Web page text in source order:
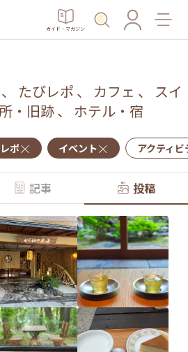
ガイド・マガジン
、 たびレポ 、 カフェ 、 スイ
・旧跡、 ホテル・宿
ポ イベント アクティ
記事 投稿